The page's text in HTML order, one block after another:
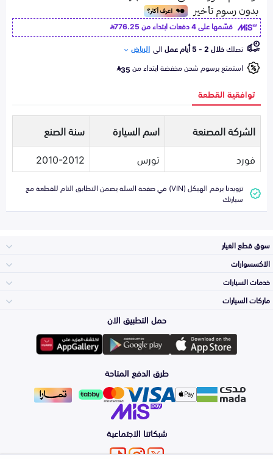
قسّمها على 4 دفعات ابتداء من
776.25
تصلكخلال 2 - 5 أيام عمل الى الرياض
استمتع برسوم شحن مخفضة ابتداء من35
توافقية القطعة
الشركة المصنعة اسم السيارة
سنة الصنع
فورد
تورس 2010-2012
تزويدنا برقم الهيكل (VIN) في صفحة السلة يضمن التطابق التام للقطعة مع
سيارتك
سوق قطع الغيار
المكائن، القيرات
وملحقاتها
الشمعات
والاصطبات (الاضاءة)
الفرامل والأقمشة
الاكسسوارات
لوازم الرحلات
اكسسوارات العناية
الزيوت و السوائل
خدمات السيارات
الأكثر مبيعاً
التلميع والعناية
ماركات السيارات
تويوتا
هيونداي
كيا
حمل التطبيق الان
طرق الدفع المتاحة
شبكاتنا الاجتماعية